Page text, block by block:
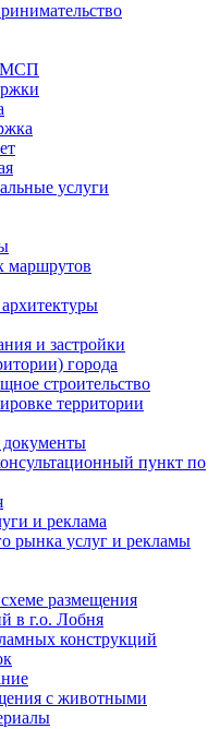
МСП
услуги
маршрутов
и застройки
города
строительство
территории
пункт по
и реклама
рынка услуг и рекламы
размещения
в г.о. Лобня
конструкций
с животными